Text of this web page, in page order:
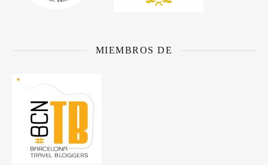
MIEMBROS DE